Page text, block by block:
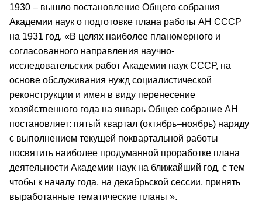
1930 – вышло постановление Общего собрания
Академии наук о подготовке плана работы АН СССР
на 1931 год. «В целях наиболее планомерного и
согласованного направления научно-
исследовательских работ Академии наук СССР, на
основе обслуживания нужд социалистической
реконструкции и имея в виду перенесение
хозяйственного года на январь Общее собрание АН
постановляет: пятый квартал (октябрь–ноябрь) наряду
с выполнением текущей поквартальной работы
посвятить наиболее продуманной проработке плана
деятельности Академии наук на ближайший год, с тем
чтобы к началу года, на декабрьской сессии, принять
выработанные тематические планы ».